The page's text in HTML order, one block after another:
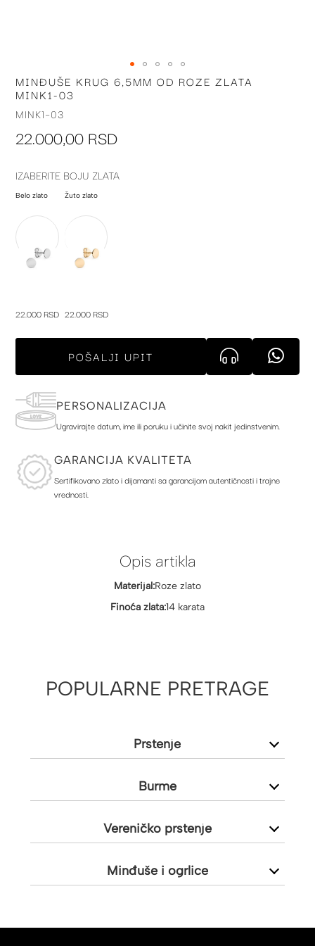
Skip
to
the
of
gallery
MINĐUŠE KRUG 6,5MM OD ROZE ZLATA
MINK1-03
MINK1-03
22.000,00 RSD
IZABERITE BOJU ZLATA
Belo zlato
22.000 RSD
Žuto zlato
22.000 RSD
POŠALJI UPIT
PERSONALIZACIJA
Ugravirajte datum, ime ili poruku i učinite svoj nakit jedinstvenim.
GARANCIJA KVALITETA
Sertifikovano zlato i dijamanti sa garancijom autentičnosti i trajne
vrednosti.
Opis artikla
Materijal:Roze zlato
Finoća zlata:14 karata
POPULARNE PRETRAGE
Prstenje
Burme
Vereničko prstenje
Minđuše i ogrlice